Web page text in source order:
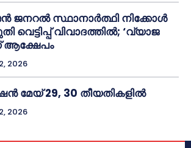
സ്ഥാനാർത്ഥി നിക്കോൾ
വെട്ടിപ്പ് വിവാദത്തിൽ; ‘വ്യാജ
ആക്ഷേപം
2026
മേയ് 29, 30 തീയതികളിൽ
2026